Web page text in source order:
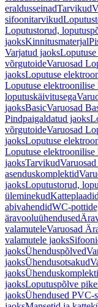
eraldusseinadTarvikud
sifoonitarvikud
Loputustorud,
jaoksKinnitusmaterjal
Varjatud jaoks
võrgutoideVaruosad
jaoksLoputuse
Loputuse elektroonilise
loputuskäivitusega
jaoksBasicVaruosad
Pindpaigaldatud jaoks
võrgutoideVaruosad
jaoksLoputuse
Loputuse elektroonilise
jaoksTarvikud
asenduskomplektid
jaoksLoputustorud,
üleminekudKatteplaadid
abivahendidWC-
äravooluühendused
valamuteleVaruosad
valamutele jaoks
jaoksÜhenduspõlved
jaoksÜhendusotsakud
jaoks
jaoksLoputuspõlve
jaoksÜhendused PVC-